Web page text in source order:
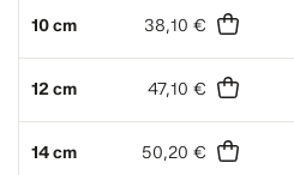
10 cm 38,10 €
12 cm 47,10 €
14 cm 50,20 €